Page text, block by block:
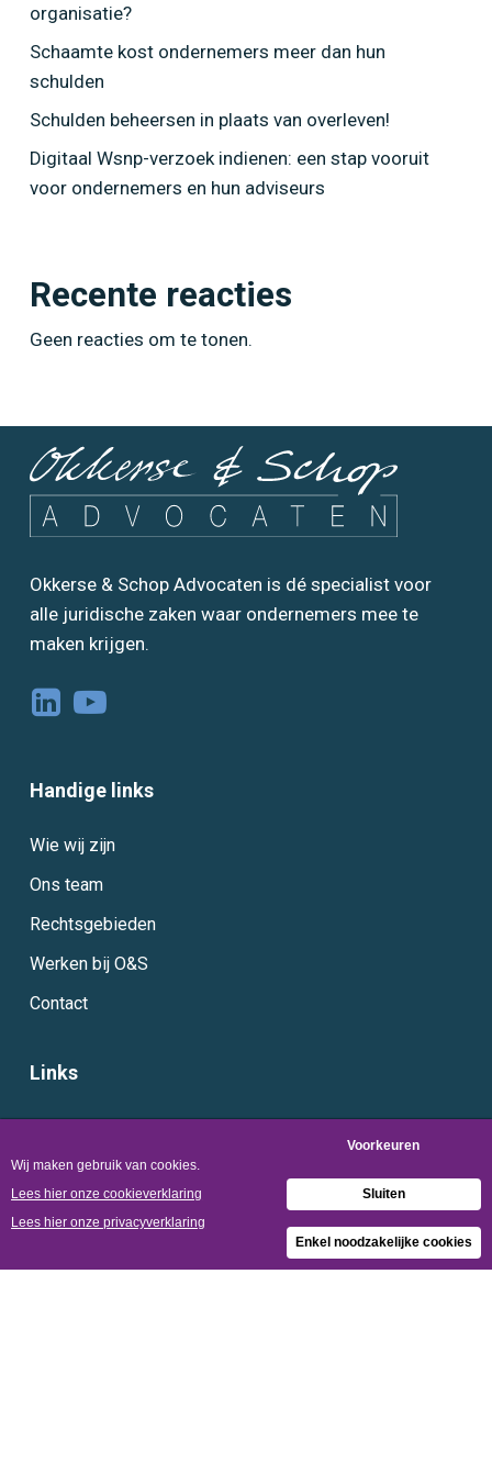
Skip
content
organisatie?
Schaamte kost ondernemers meer dan hun
schulden
Schulden beheersen in plaats van overleven!
Digitaal Wsnp-verzoek indienen: een stap vooruit
voor ondernemers en hun adviseurs
Recente reacties
Geen reacties om te tonen.
Okkerse & Schop Advocaten is dé specialist voor
alle juridische zaken waar ondernemers mee te
maken krijgen.
Handige links
Wie wij zijn
Ons team
Rechtsgebieden
Werken bij O&S
Contact
Links
Privacy- en cookie statement website bezoekers
Privacy statement